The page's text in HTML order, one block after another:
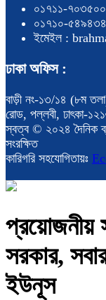
০১৭১১-৭০৩৫০০
০১৭১০-৫৪৯৪৩৪
ইমেইল :
ঢাকা অফিস :
বাড়ী নং-১৩/১৪ (৮ম
রোড, পল্লবী, ঢাৎকা-
স্বত্ব © ২০২৪ দৈনিক
সংরক্ষিত
কারিগরি সহযোগিতায়ঃ
প্রয়োজনীয়
সরকার,
ইউনূস